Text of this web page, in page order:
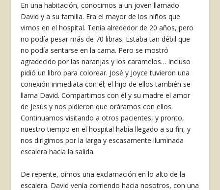
En una habitación, conocimos a un joven llamado
David y a su familia. Era el mayor de los niños que
vimos en el hospital. Tenía alrededor de 20 años, pero
no podía pesar más de 70 libras. Estaba tan débil que
no podía sentarse en la cama. Pero se mostró
agradecido por las naranjas y los caramelos… incluso
pidió un libro para colorear. José y Joyce tuvieron una
conexión inmediata con él; el hijo de ellos también se
llama David. Compartimos con él y su madre el amor
de Jesús y nos pidieron que oráramos con ellos.
Continuamos visitando a otros pacientes, y pronto,
nuestro tiempo en el hospital había llegado a su fin, y
nos dirigimos por la larga y escasamente iluminada
escalera hacia la salida.
De repente, oímos una exclamación en lo alto de la
escalera. David venía corriendo hacia nosotros, con una